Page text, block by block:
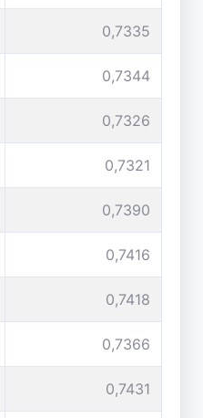
0,7335
0,7344
0,7326
0,7321
0,7390
0,7416
0,7418
0,7366
0,7431